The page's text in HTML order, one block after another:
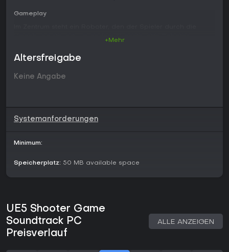
Gameplay
Zielgenauigkeit entsprechen den üblichen First-Person-
Steuerungen, während die Tab-Taste ein Pausemenü öffnet.
Ein weiterer Bestandteil ist das Aufsammeln von
Gegenständen wie Nahrung und Wasser, die auf der Karte
Das Spiel ist auf den Einzelspielermodus ausgelegt, in dem
vorgesehen, sodass der Fokus klar auf den Roboterkämpfen
liegt.
Der Soundtrack besteht aus einer elektronischen
Komposition des Entwicklers, die thematisch zum Sci-Fi-
Roboter-Setting passt. Der Erwerb unterstützt die weitere
Entwicklung des Shooters und ist unabhängig vom
+Mehr
Altersfreigabe
Keine Angabe
Systemanforderungen
Minimum:
Speicherplatz: 50 MB available space
UE5 Shooter Game
Soundtrack PC
Preisverlauf
ALLE ANZEIGEN